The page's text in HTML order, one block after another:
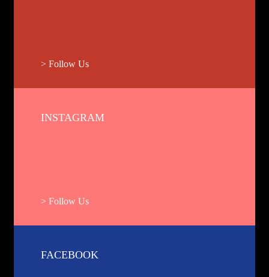
> Follow Us
INSTAGRAM
> Follow Us
FACEBOOK